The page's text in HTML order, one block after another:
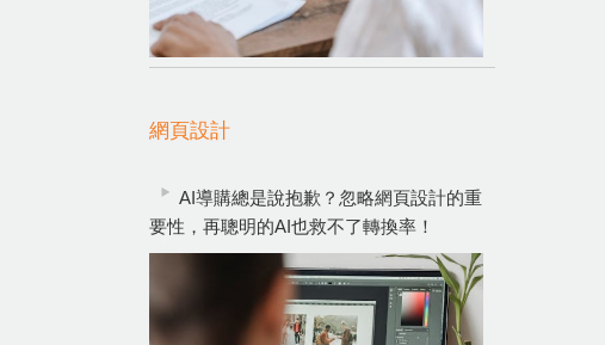
網頁設計
AI導購總是說抱歉？忽略網頁設計的重
要性，再聰明的AI也救不了轉換率！